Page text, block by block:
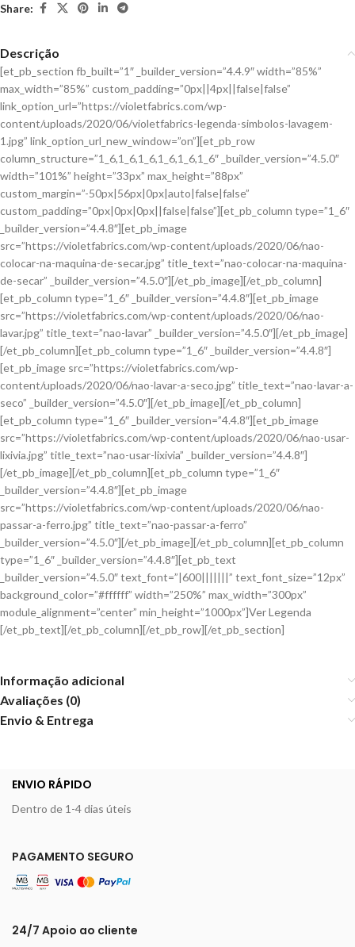
Share:
Descrição
[et_pb_section fb_built=”1″ _builder_version=”4.4.9″ width=”85%”
max_width=”85%” custom_padding=”0px||4px||false|false”
link_option_url=”https://violetfabrics.com/wp-
content/uploads/2020/06/violetfabrics-legenda-simbolos-lavagem-
1.jpg” link_option_url_new_window=”on”][et_pb_row
column_structure=”1_6,1_6,1_6,1_6,1_6,1_6″ _builder_version=”4.5.0″
width=”101%” height=”33px” max_height=”88px”
custom_margin=”-50px|56px|0px|auto|false|false”
custom_padding=”0px|0px|0px||false|false”][et_pb_column type=”1_6″
_builder_version=”4.4.8″][et_pb_image
src=”https://violetfabrics.com/wp-content/uploads/2020/06/nao-
colocar-na-maquina-de-secar.jpg” title_text=”nao-colocar-na-maquina-
de-secar” _builder_version=”4.5.0″][/et_pb_image][/et_pb_column]
[et_pb_column type=”1_6″ _builder_version=”4.4.8″][et_pb_image
src=”https://violetfabrics.com/wp-content/uploads/2020/06/nao-
lavar.jpg” title_text=”nao-lavar” _builder_version=”4.5.0″][/et_pb_image]
[/et_pb_column][et_pb_column type=”1_6″ _builder_version=”4.4.8″]
[et_pb_image src=”https://violetfabrics.com/wp-
content/uploads/2020/06/nao-lavar-a-seco.jpg” title_text=”nao-lavar-a-
seco” _builder_version=”4.5.0″][/et_pb_image][/et_pb_column]
[et_pb_column type=”1_6″ _builder_version=”4.4.8″][et_pb_image
src=”https://violetfabrics.com/wp-content/uploads/2020/06/nao-usar-
lixivia.jpg” title_text=”nao-usar-lixivia” _builder_version=”4.4.8″]
[/et_pb_image][/et_pb_column][et_pb_column type=”1_6″
_builder_version=”4.4.8″][et_pb_image
src=”https://violetfabrics.com/wp-content/uploads/2020/06/nao-
passar-a-ferro.jpg” title_text=”nao-passar-a-ferro”
_builder_version=”4.5.0″][/et_pb_image][/et_pb_column][et_pb_column
type=”1_6″ _builder_version=”4.4.8″][et_pb_text
_builder_version=”4.5.0″ text_font=”|600|||||||” text_font_size=”12px”
background_color=”#ffffff” width=”250%” max_width=”300px”
module_alignment=”center” min_height=”1000px”]Ver Legenda
[/et_pb_text][/et_pb_column][/et_pb_row][/et_pb_section]
Informação adicional
Avaliações (0)
Envio & Entrega
ENVIO RÁPIDO
Dentro de 1-4 dias úteis
PAGAMENTO SEGURO
24/7 Apoio ao cliente